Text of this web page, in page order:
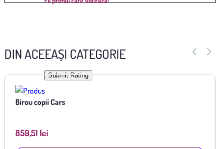
Submit Rating
count:
DIN ACEEAȘI CATEGORIE